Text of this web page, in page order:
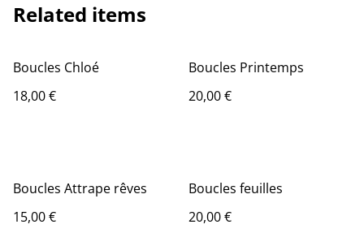
Related items
Boucles Chloé
18,00 €
Boucles Printemps
20,00 €
Boucles Attrape rêves
15,00 €
Boucles feuilles
20,00 €